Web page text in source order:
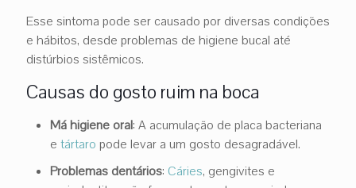
Esse sintoma pode ser causado por diversas condições
e hábitos, desde problemas de higiene bucal até
distúrbios sistêmicos.
Causas do gosto ruim na boca
Má higiene oral: A acumulação de placa bacteriana
e tártaro pode levar a um gosto desagradável.
Problemas dentários: Cáries, gengivites e